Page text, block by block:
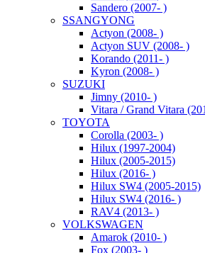
Sandero (2007- )
SSANGYONG
Actyon (2008- )
Actyon SUV (2008- )
Korando (2011- )
Kyron (2008- )
SUZUKI
Jimny (2010- )
Vitara / Grand Vitara
TOYOTA
Corolla (2003- )
Hilux (1997-2004)
Hilux (2005-2015)
Hilux (2016- )
Hilux SW4 (2005-2015)
Hilux SW4 (2016- )
RAV4 (2013- )
VOLKSWAGEN
Amarok (2010- )
Fox (2003- )